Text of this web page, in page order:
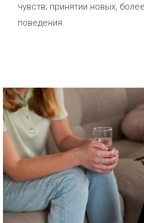
чувств; принятии новых,
поведения.